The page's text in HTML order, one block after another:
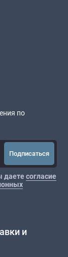
по
Подписаться
даетесогласие
и